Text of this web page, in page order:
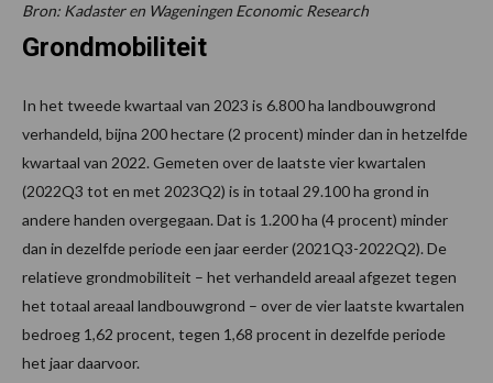
Bron: Kadaster en Wageningen Economic Research
Grondmobiliteit
In het tweede kwartaal van 2023 is 6.800 ha landbouwgrond
verhandeld, bijna 200 hectare (2 procent) minder dan in hetzelfde
kwartaal van 2022. Gemeten over de laatste vier kwartalen
(2022Q3 tot en met 2023Q2) is in totaal 29.100 ha grond in
andere handen overgegaan. Dat is 1.200 ha (4 procent) minder
dan in dezelfde periode een jaar eerder (2021Q3-2022Q2). De
relatieve grondmobiliteit – het verhandeld areaal afgezet tegen
het totaal areaal landbouwgrond – over de vier laatste kwartalen
bedroeg 1,62 procent, tegen 1,68 procent in dezelfde periode
het jaar daarvoor.